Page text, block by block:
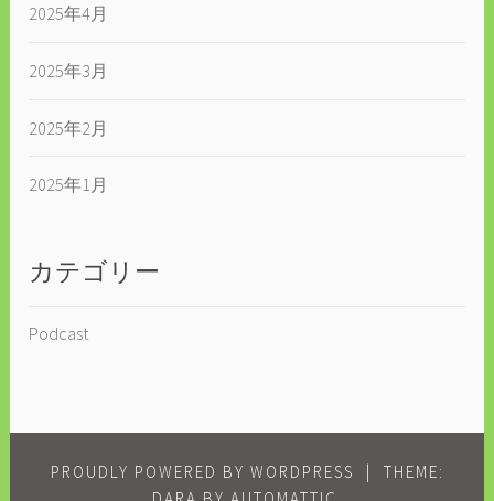
2025年4月
2025年3月
2025年2月
2025年1月
カテゴリー
Podcast
PROUDLY POWERED BY WORDPRESS
THEME: